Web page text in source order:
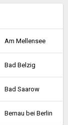
Am Mellensee
Bad Belzig
Bad Saarow
Bernau bei Berlin